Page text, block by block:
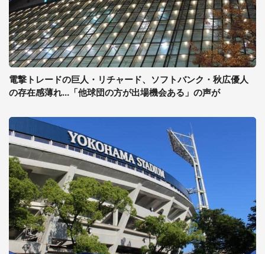
電撃トレードの巨人・リチャード、ソフトバンク・秋広優人
の存在感薄れ...「他球団の方が出場機会ある」の声が